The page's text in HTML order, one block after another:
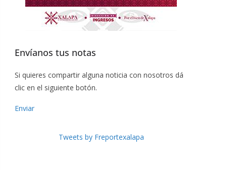
Envíanos tus notas
Si quieres compartir alguna noticia con nosotros dá
clic en el siguiente botón.
Enviar
Tweets by Freportexalapa